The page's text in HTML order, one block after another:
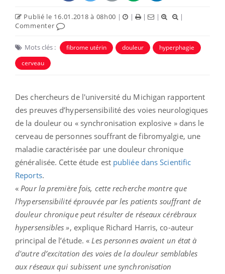
Publié le 16.01.2018 à 08h00 | | | |
|
Commenter
Mots clés : fibrome utérin douleur
hyperphagie
cerveau
Des chercheurs de l'université du Michigan rapportent
des preuves d’hypersensibilité des voies neurologiques
de la douleur ou « synchronisation explosive » dans le
cerveau de personnes souffrant de fibromyalgie, une
maladie caractérisée par une douleur chronique
généralisée. Cette étude est publiée dans Scientific
Reports.
«Pour la première fois, cette recherche montre que
l'hypersensibilité éprouvée par les patients souffrant de
douleur chronique peut résulter de réseaux cérébraux
hypersensibles », explique Richard Harris, co-auteur
principal de l’étude. «Les personnes avaient un état à
d'autre d’excitation des voies de la douleur semblables
aux réseaux qui subissent une synchronisation